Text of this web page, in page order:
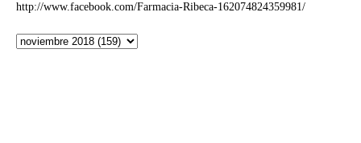
http://www.facebook.com/Farmacia-Ribeca-162074824359981/